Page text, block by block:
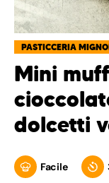
PASTICCERIA
Mini
dolcetti
Facile